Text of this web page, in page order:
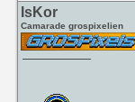
IsKor
Camarade grospixelien